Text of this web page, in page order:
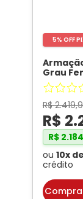
5% OFF
Grau
Oval
R$ 2.419,
R$ 2.
R$ 2.184
ou 10x de
crédito